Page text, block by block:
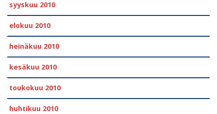
syyskuu 2010
elokuu 2010
heinäkuu 2010
kesäkuu 2010
toukokuu 2010
huhtikuu 2010